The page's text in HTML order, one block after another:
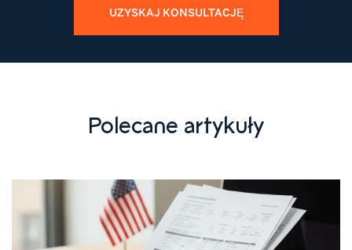
UZYSKAJ KONSULTACJĘ
Polecane artykuły